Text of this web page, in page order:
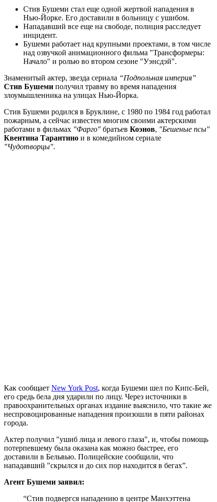
Стив Бушеми стал еще одной жертвой нападения в
Нью-Йорке. Его доставили в больницу с ушибом.
Нападавший все еще на свободе, полиция расследует
инцидент.
Бушеми работает над крупными проектами, в том числе
над озвучкой анимационного фильма "Трансформеры:
Начало" и ролью во втором сезоне "Уэнсдэй".
Знаменитый актер, звезда сериала “Подпольная империя”
Стив Бушеми получил травму во время нападения
злоумышленника на улицах Нью-Йорка.
Стив Бушеми родился в Бруклине, с 1980 по 1984 год работал
пожарным, а сейчас известен многим своими актерскими
работами в фильмах "Фарго" братьев Коэнов, "Бешеные псы"
Квентина Тарантино и в комедийном сериале
"Чудотворцы".
Как сообщает New York Post, когда Бушеми шел по Кипс-Бей,
его средь бела дня ударили по лицу. Через источники в
правоохранительных органах издание выяснило, что такие же
неспровоцированные нападения произошли в пяти районах
города.
Актер получил "ушиб лица и левого глаза", и, чтобы помощь
потерпевшему была оказана как можно быстрее, его
доставили в Бельвью. Полицейские сообщили, что
нападавший "скрылся и до сих пор находится в бегах”.
Агент Бушеми заявил:
“Стив подвергся нападению в центре Манхэттена